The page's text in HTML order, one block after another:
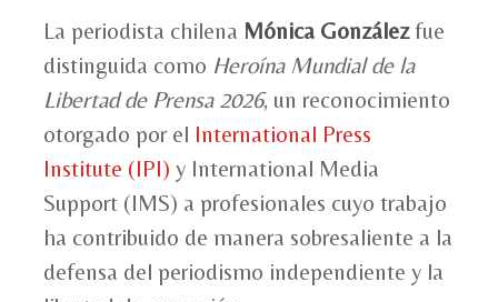
La periodista chilena Mónica Gonzálezfue
distinguida como Heroína Mundial de la
Libertad de Prensa 2026, un reconocimiento
otorgado por el International Press
Institute (IPI) y International Media
Support (IMS) a profesionales cuyo trabajo
ha contribuido de manera sobresaliente a la
defensa del periodismo independiente y la